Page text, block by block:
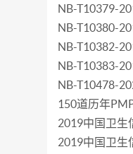
NB-T10379-
NB-T10380-
NB-T10382-
NB-T10383-
NB-T10478-
150道历年
2019中国卫生
2019中国卫生